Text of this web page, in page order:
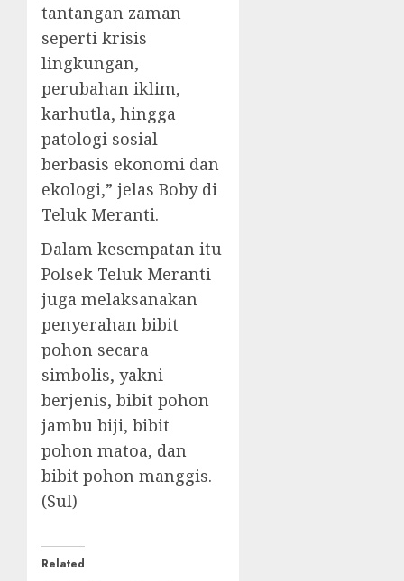
tantangan zaman
seperti krisis
lingkungan,
perubahan iklim,
karhutla, hingga
patologi sosial
berbasis ekonomi dan
ekologi,” jelas Boby di
Teluk Meranti.
Dalam kesempatan itu
Polsek Teluk Meranti
juga melaksanakan
penyerahan bibit
pohon secara
simbolis, yakni
berjenis, bibit pohon
jambu biji, bibit
pohon matoa, dan
bibit pohon manggis.
(Sul)
Related